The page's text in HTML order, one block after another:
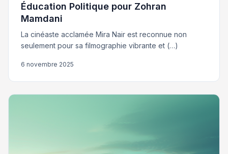
Éducation Politique pour Zohran
Mamdani
La cinéaste acclamée Mira Nair est reconnue non
seulement pour sa filmographie vibrante et (…)
6 novembre 2025